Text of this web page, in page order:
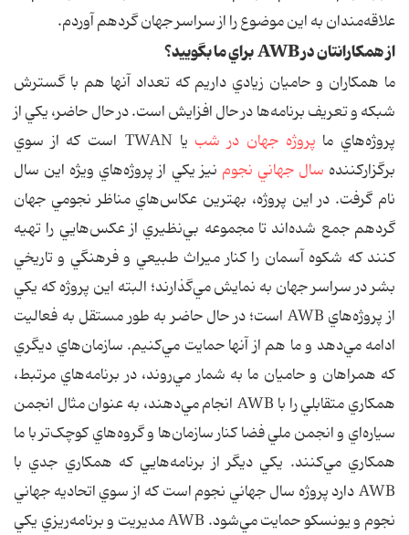
علاقه‌مندان به اين موضوع را از سراسر جهان گردهم آوردم.
از همکارانتان در AWB براي ما بگوييد؟
ما همکاران و حاميان زيادي داريم که تعداد آنها هم با گسترش
شبکه و تعريف برنامه‌ها در حال افزايش است. در حال حاضر، يکي از
پروژه‌هاي ما پروژه جهان در شب
يا TWAN است که از سوي
برگزارکننده سال جهاني نجوم نيز يکي از پروژه‌هاي ويژه اين سال
نام گرفت. در اين پروژه، بهترين عکاس‌هاي مناظر نجومي جهان
گردهم جمع شده‌اند تا مجموعه بي‌نظيري از عکس‌هايي را تهيه
کنند که شکوه آسمان را کنار ميراث طبيعي و فرهنگي و تاريخي
بشر در سراسر جهان به نمايش مي‌گذارند؛ البته اين پروژه که يکي
از پروژه‌هاي AWB است؛ در حال حاضر به طور مستقل به فعاليت
ادامه مي‌دهد و ما هم از آنها حمايت مي‌کنيم. سازمان‌هاي ديگري
که همراهان و حاميان ما به شمار مي‌روند، در برنامه‌هاي مرتبط،
همکاري متقابلي را با AWB انجام مي‌دهند، به عنوان مثال انجمن
سياره‌اي و انجمن ملي فضا کنار سازمان‌ها و گروه‌هاي کوچک‌تر با ما
همکاري مي‌کنند. يکي ديگر از برنامه‌هايي که همکاري جدي با
AWB دارد پروژه سال جهاني نجوم است که از سوي اتحاديه جهاني
نجوم و يونسکو حمايت مي‌شود. AWB مديريت و برنامه‌ريزي يکي